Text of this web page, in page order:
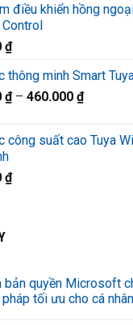
là:
1.320.000 ₫.
tại
điều khiển hồng
₫
thông minh Smart
₫– 460.000 ₫
công suất cao Tuya
₫
bản quyền Microsoft
tối ưu cho cá